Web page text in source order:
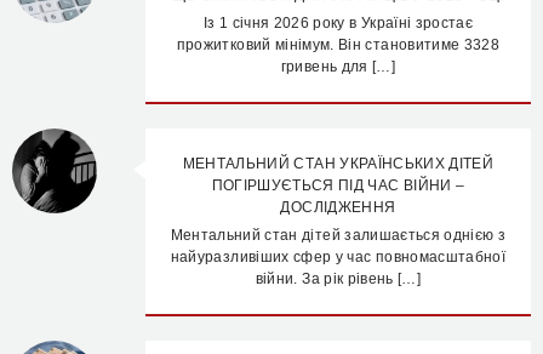
Із 1 січня 2026 року в Україні зростає
прожитковий мінімум. Він становитиме 3328
гривень для […]
МЕНТАЛЬНИЙ СТАН УКРАЇНСЬКИХ ДІТЕЙ
ПОГІРШУЄТЬСЯ ПІД ЧАС ВІЙНИ –
ДОСЛІДЖЕННЯ
Ментальний стан дітей залишається однією з
найуразливіших сфер у час повномасштабної
війни. За рік рівень […]